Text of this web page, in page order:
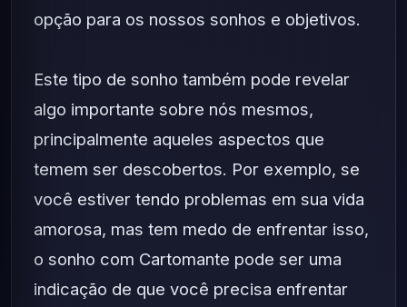
opção para os nossos sonhos e objetivos.
Este tipo de sonho também pode revelar
algo importante sobre nós mesmos,
principalmente aqueles aspectos que
temem ser descobertos. Por exemplo, se
você estiver tendo problemas em sua vida
amorosa, mas tem medo de enfrentar isso,
o sonho com Cartomante pode ser uma
indicação de que você precisa enfrentar